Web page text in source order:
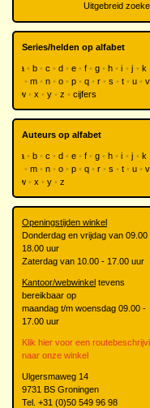
Uitgebreid
Series/helden op alfabet
a b c d e f g h i j
k
m n o p q r s t u
v
w
x y z cijfers
Auteurs op alfabet
a b c d e f g h i j
k
m n o p q r s t u
v
w
x y z
Openingstijden winkel
Donderdag en vrijdag van 09.00
18.00 uur
Zaterdag van 10.00 - 17.00 uur
Kantoor/webwinkel tevens
bereikbaar op
maandag t/m woensdag 09.00 -
17.00 uur
Klik hier voor een
naar onze winkel
Ulgersmaweg 14
9731 BS Groningen
Tel. +31 (0)50 549 96 98